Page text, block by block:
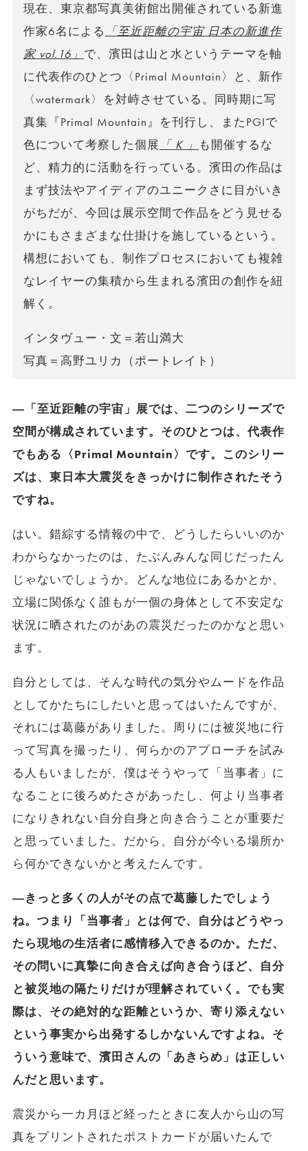
現在、東京都写真美術館出開催されている新進
作家6名による
「至近距離の宇宙 日本の新進作
家 vol.16」 で、濱田は山と水というテーマを軸
に代表作のひとつ〈Primal Mountain〉と、新作
〈watermark〉を対峙させている。同時期に写
真集『Primal Mountain』を刊行し、またPGIで
色について考察した個展 「 K 」 も開催するな
ど、精力的に活動を行っている。濱田の作品は
まず技法やアイディアのユニークさに目がいき
がちだが、今回は展示空間で作品をどう見せる
かにもさまざまな仕掛けを施しているという。
構想においても、制作プロセスにおいても複雑
なレイヤーの集積から生まれる濱田の創作を紐
解く。
インタヴュー・文＝若山満大
写真＝高野ユリカ（ポートレイト）
―「至近距離の宇宙」展では、二つのシリーズで
空間が構成されています。そのひとつは、代表作
でもある〈Primal Mountain〉です。このシリー
ズは、東日本大震災をきっかけに制作されたそう
ですね。
はい。錯綜する情報の中で、 どうしたらいいのか
わからなかったのは、 たぶんみんな同じだったん
じゃないでしょうか。どんな地位にあるかとか、
立場に関係なく誰もが一個の身体として不安定な
状況に晒されたのがあの震災だったのかなと思い
ます。
自分としては、そんな時代の気分やムードを作品
としてかたちにしたいと思ってはいたんですが、
それには葛藤がありました。周りには被災地に行
って写真を撮ったり、何らかのアプローチを試み
る人もいましたが、僕はそうやって「当事者」に
なることに後ろめたさがあったし、何より当事者
になりきれない自分自身と向き合うことが重要だ
と思っていました。だから、自分が今いる場所か
ら何かできないかと考えたんです。
―きっと多くの人がその点で葛藤したでしょう
ね。つまり「当事者」とは何で、自分はどうやっ
たら現地の生活者に感情移入できるのか。ただ、
その問いに真摯に向き合えば向き合うほど、自分
と被災地の隔たりだけが理解されていく。でも実
際は、その絶対的な距離というか、寄り添えない
という事実から出発するしかないんですよね。そ
ういう意味で、濱田さんの「あきらめ」は正しい
んだと思います。
震災から一カ月ほど経ったときに友人から山の写
真をプリントされたポストカードが届いたんで